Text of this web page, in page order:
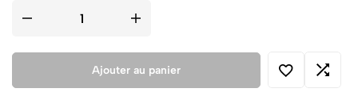
Ajouter au panier